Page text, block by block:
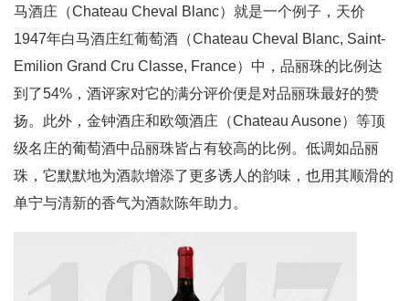
马酒庄（Chateau Cheval Blanc）就是一个例子，天价
1947年白马酒庄红葡萄酒（Chateau Cheval Blanc, Saint-
Emilion Grand Cru Classe, France）中，品丽珠的比例达
到了54%，酒评家对它的满分评价便是对品丽珠最好的赞
扬。此外，金钟酒庄和欧颂酒庄（Chateau Ausone）等顶
级名庄的葡萄酒中品丽珠皆占有较高的比例。低调如品丽
珠，它默默地为酒款增添了更多诱人的韵味，也用其顺滑的
单宁与清新的香气为酒款陈年助力。